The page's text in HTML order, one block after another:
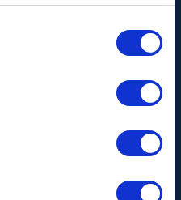
particulier
particulier